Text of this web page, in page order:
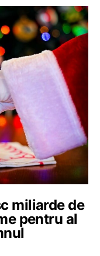
miliarde de
pentru al